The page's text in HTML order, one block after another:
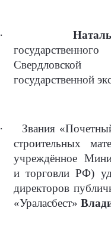
·
Свердловской
государственной
·
Звания
строительных
учреждённое
и торговли РФ)
директоров
«Ураласбест»